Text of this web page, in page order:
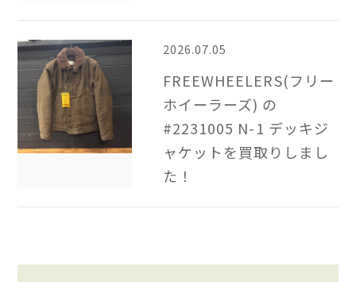
2026.07.05
FREEWHEELERS(フリー
ホイーラーズ) の
#2231005 N-1 デッキジ
ャケットを買取りしまし
た！